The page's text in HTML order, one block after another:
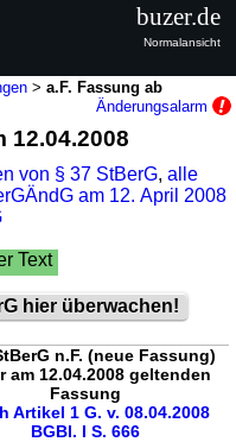
>a.F. Fassung ab
Änderungsalarm
12.04.2008
von § 37 StBerG,alle
am 12. April 2008
Text
hier überwachen!
n.F. (neue Fassung)
am 12.04.2008 geltenden
Fassung
Artikel 1 G. v. 08.04.2008
BGBl. I S. 666
buzer.de
Normalansicht